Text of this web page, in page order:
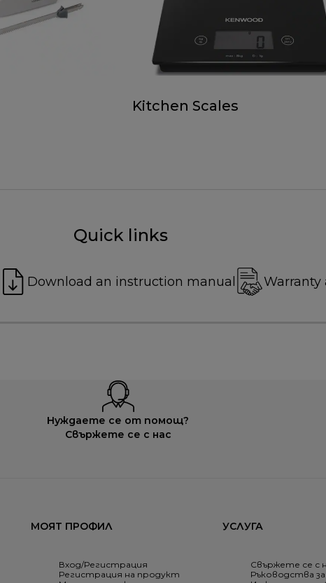
Kitchen Scales
Quick links
Download an instruction manual Warranty
Нуждаете се от помощ?
Свържете се с нас
МОЯТ ПРОФИЛ
Вход/Регистрация
Регистрация на продукт
УСЛУГА
Свържете се с
Ръководства